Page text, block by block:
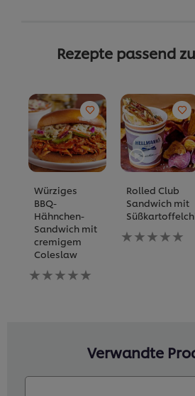
Rezepte passend
Würziges
BBQ-
Hähnchen-
Sandwich mit
cremigem
Coleslaw
Keine
Bewertungen
Rolled Club
Sandwich mit
Keine
Bewertungen
Verwandte